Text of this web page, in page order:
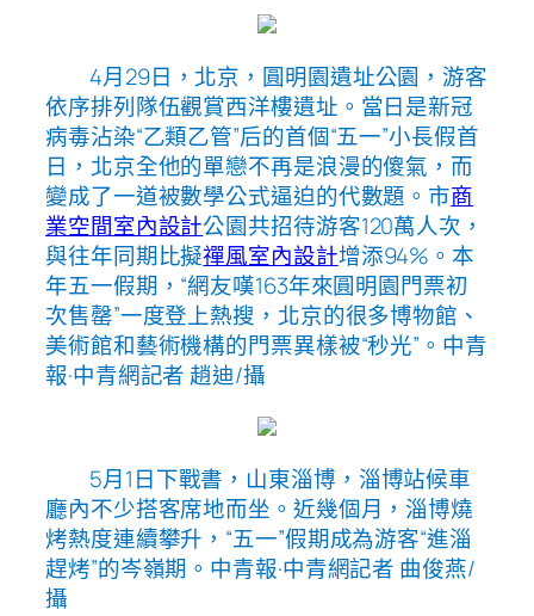
4月29日，北京，圓明園遺址公園，游客
依序排列隊伍觀賞西洋樓遺址。當日是新冠
病毒沾染“乙類乙管”后的首個“五一”小長假首
日，北京全他的單戀不再是浪漫的傻氣，而
變成了一道被數學公式逼迫的代數題。市商
業空間室內設計公園共招待游客120萬人次，
與往年同期比擬禪風室內設計增添94%。本
年五一假期，“網友嘆163年來圓明園門票初
次售罄”一度登上熱搜，北京的很多博物館、
美術館和藝術機構的門票異樣被“秒光”。中青
報·中青網記者 趙迪/攝
5月1日下戰書，山東淄博，淄博站候車
廳內不少搭客席地而坐。近幾個月，淄博燒
烤熱度連續攀升，“五一”假期成為游客“進淄
趕烤”的岑嶺期。中青報·中青網記者 曲俊燕/
攝